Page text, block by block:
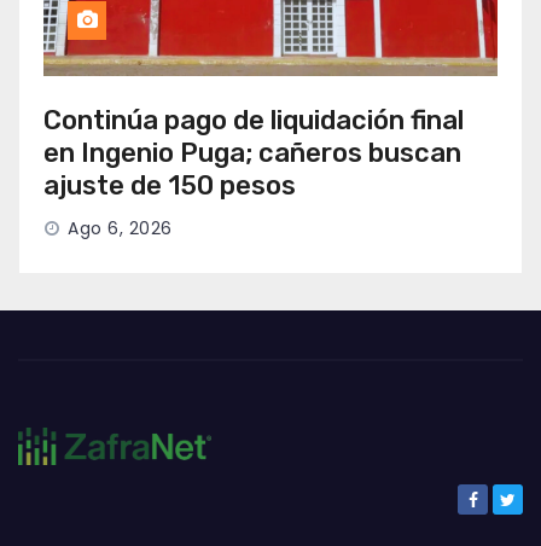
Continúa pago de liquidación final
en Ingenio Puga; cañeros buscan
ajuste de 150 pesos
Ago 6, 2026